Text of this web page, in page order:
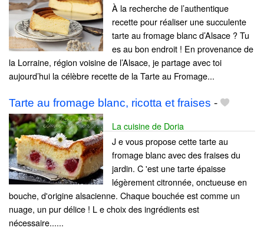
À la recherche de l’authentique
recette pour réaliser une succulente
tarte au fromage blanc d’Alsace ? Tu
es au bon endroit ! En provenance de
la Lorraine, région voisine de l’Alsace, je partage avec toi
aujourd’hui la célèbre recette de la Tarte au Fromage...
Tarte au fromage blanc, ricotta et fraises -
La cuisine de Doria
J e vous propose cette tarte au
fromage blanc avec des fraises du
jardin. C 'est une tarte épaisse
légèrement citronnée, onctueuse en
bouche, d'origine alsacienne. Chaque bouchée est comme un
nuage, un pur délice ! L e choix des ingrédients est
nécessaire......